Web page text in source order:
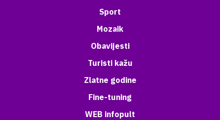
Sport
Mozaik
Obavijesti
Turisti kažu
Zlatne godine
Fine-tuning
WEB infopult